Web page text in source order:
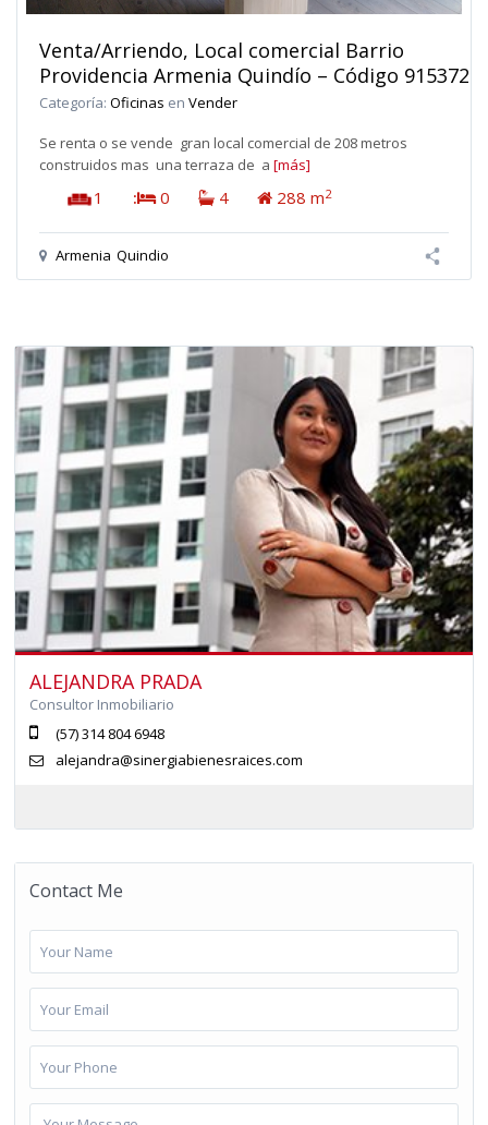
Venta/Arriendo, Local comercial Barrio
Providencia Armenia Quindío – Código 915372
Categoría: Oficinas en Vender
Se renta o se vende gran local comercial de 208 metros
construidos mas una terraza de a [más]
1 : 0 4 288 m2
Armenia Quindio
ALEJANDRA PRADA
Consultor Inmobiliario
(57) 314 804 6948
alejandra@sinergiabienesraices.com
Contact Me